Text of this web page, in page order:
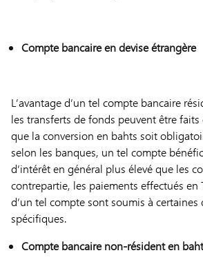
Compte bancaire en devise étrangère
L’avantage d’un tel compte bancaire
les transferts de fonds peuvent être faits
que la conversion en bahts soit
selon les banques, un tel compte
d’intérêt en général plus élevé que les
contrepartie, les paiements effectués
d’un tel compte sont soumis à certaines
spécifiques.
Compte bancaire non-résident en